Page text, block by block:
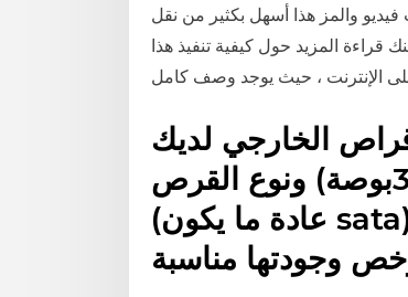
والمز هذا أسهل بكثير من نقل
المزيد حول كيفية تنفيذ هذا
الخارجي لديك
لتعرف حجم القرص (2.5بوصة أم 3.5بوصة) ونوع القرص
(عادة ما يكون sata)، بحيث يمكنك شراء الغلاف الخارجي